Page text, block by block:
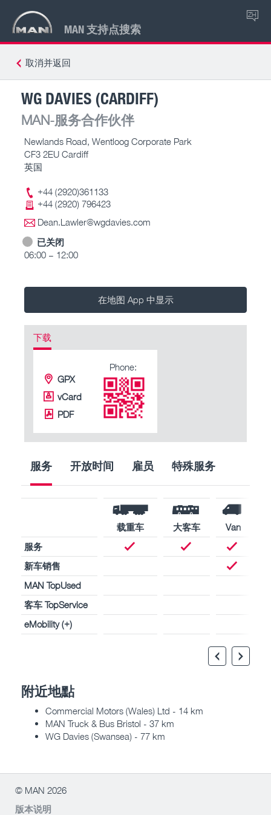
MAN 支持点搜索
ZH
取消并返回
WG DAVIES (CARDIFF)
MAN-服务合作伙伴
Newlands Road, Wentloog Corporate Park
CF3 2EU Cardiff
英国
+44 (2920)361133
+44 (2920) 796423
Dean.Lawler@wgdavies.com
已关闭
06:00 – 12:00
在地图 App 中显示
下载
GPX
vCard
PDF
Phone:
服务 开放时间 雇员 特殊服务
载重车 大客车
Van
服务
新车销售
MAN TopUsed
客车 TopService
eMobility (+)
附近地點
Commercial Motors (Wales) Ltd - 14 km
MAN Truck & Bus Bristol - 37 km
WG Davies (Swansea) - 77 km
© MAN 2026
版本说明